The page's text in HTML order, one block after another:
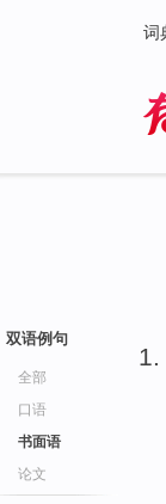
词
双语例句
全部
口语
书面语
论文